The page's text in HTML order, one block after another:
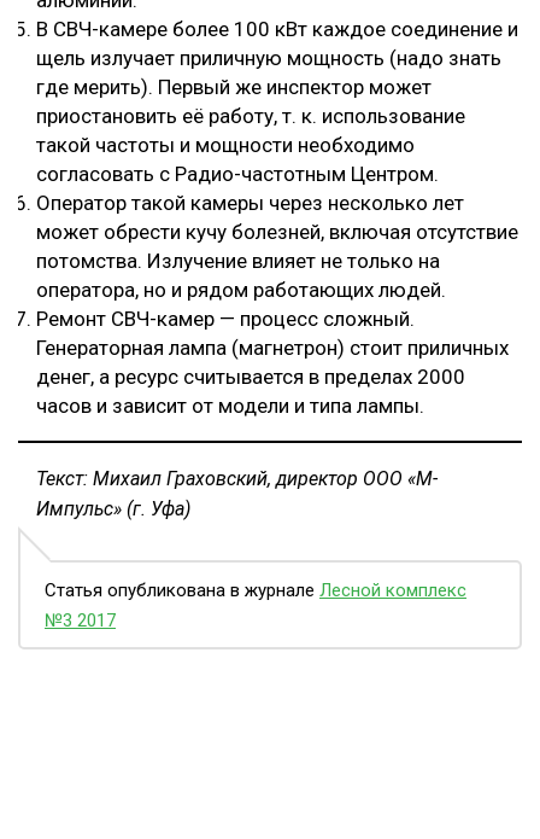
В СВЧ-камере более 100 кВт каждое соединение и
щель излучает приличную мощность (надо знать
где мерить). Первый же инспектор может
приостановить её работу, т. к. использование
такой частоты и мощности необходимо
согласовать с Радио-частотным Центром.
Оператор такой камеры через несколько лет
может обрести кучу болезней, включая отсутствие
потомства. Излучение влияет не только на
оператора, но и рядом работающих людей.
Ремонт СВЧ-камер — процесс сложный.
Генераторная лампа (магнетрон) стоит приличных
денег, а ресурс считывается в пределах 2000
часов и зависит от модели и типа лампы.
Текст: Михаил Граховский, директор ООО «М-
Импульс» (г. Уфа)
Статья опубликована в журнале Лесной комплекс
№3 2017